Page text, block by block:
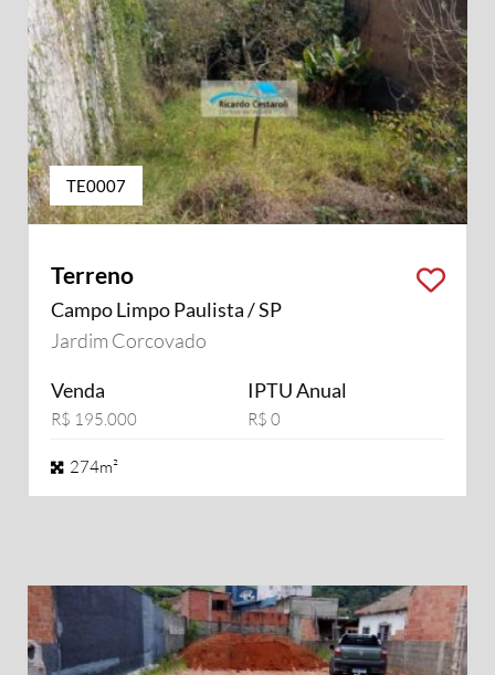
TE0007
Terreno
Campo Limpo Paulista / SP
Jardim Corcovado
Venda
R$ 195.000
IPTU Anual
R$ 0
274m²